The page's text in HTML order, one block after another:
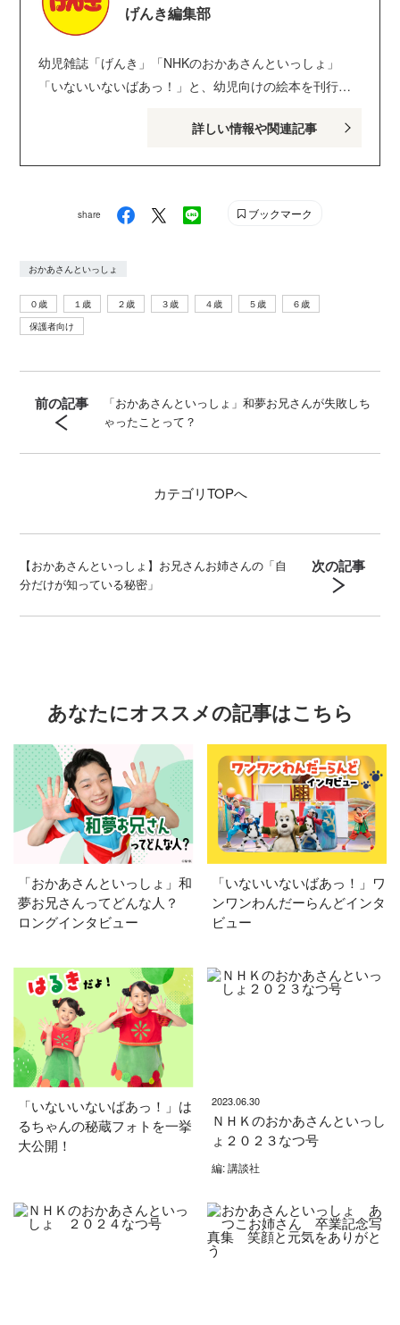
げんき編集部
幼児雑誌「げんき」「NHKのおかあさんといっしょ」
「いないいないばあっ！」と、幼児向けの絵本を刊行し
のお子さんがいるパパ・ママを中心に、おもしろくて役
詳しい情報や関連記事
share ブックマーク
おかあさんといっしょ
０歳 １歳 ２歳 ３歳 ４歳 ５歳
６歳
保護者向け
前の記事
「おかあさんといっしょ」和夢お兄さんが失敗しち
ゃったことって？
カテゴリTOPへ
【おかあさんといっしょ】お兄さんお姉さんの「自
分だけが知っている秘密」
次の記事
あなたにオススメの記事はこちら
「おかあさんといっしょ」和
夢お兄さんってどんな人？
ロングインタビュー
「いないいないばあっ！」ワ
ンワンわんだーらんどインタ
ビュー
「いないいないばあっ！」は
るちゃんの秘蔵フォトを一挙
大公開！
2023.06.30
ＮＨＫのおかあさんといっし
ょ２０２３なつ号
編: 講談社